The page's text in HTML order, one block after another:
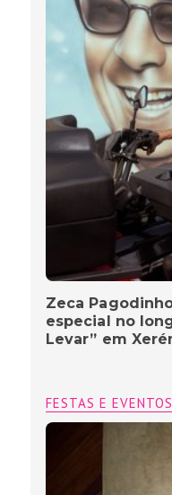
Zeca
especial no
Levar” em
FESTAS E EVENTOS